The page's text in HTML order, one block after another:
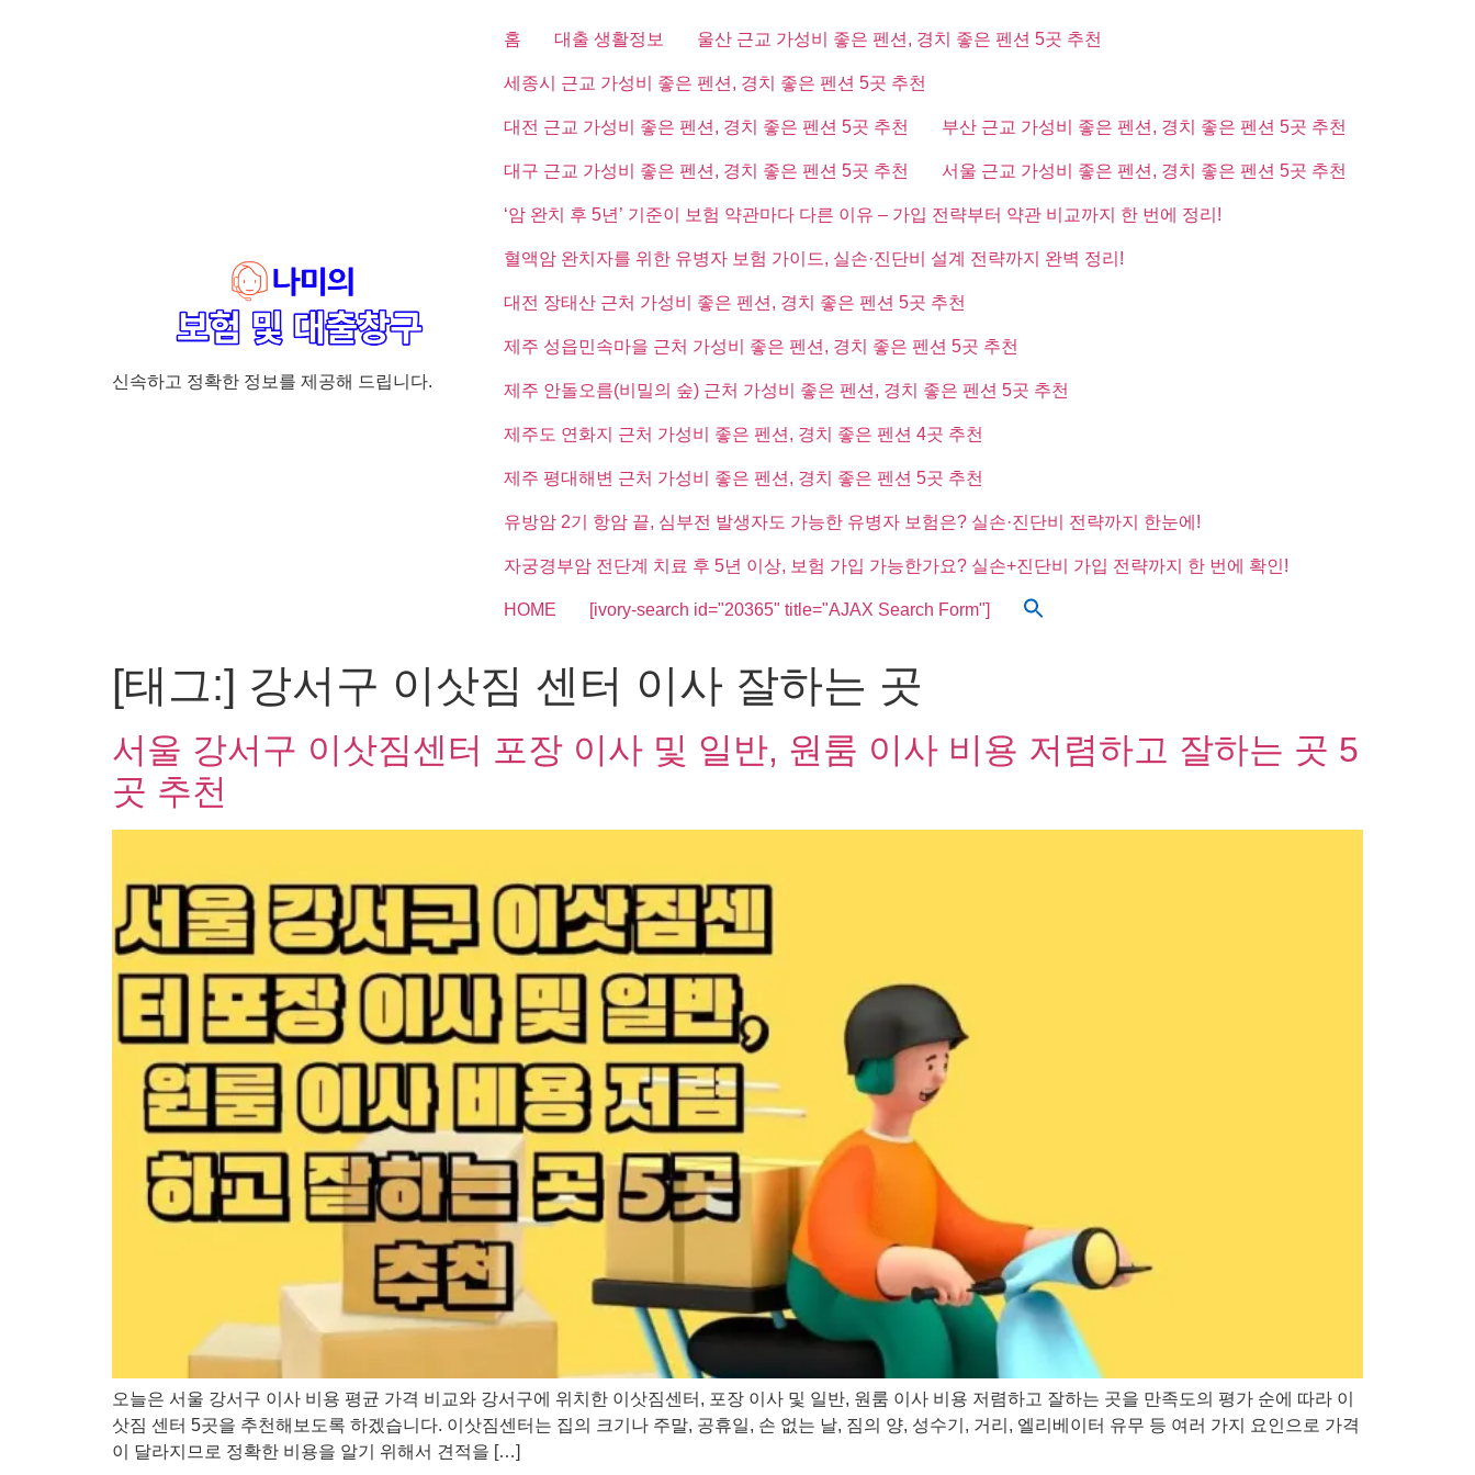
신속하고 정확한 정보를 제공해 드립니다.
홈 대출 생활정보 울산 근교 가성비 좋은 펜션, 경치 좋은 펜션 5곳 추천
세종시 근교 가성비 좋은 펜션, 경치 좋은 펜션 5곳 추천
대전 근교 가성비 좋은 펜션, 경치 좋은 펜션 5곳 추천 부산 근교 가성비 좋은 펜션, 경치 좋은 펜션 5곳 추천
대구 근교 가성비 좋은 펜션, 경치 좋은 펜션 5곳 추천 서울 근교 가성비 좋은 펜션, 경치 좋은 펜션 5곳 추천
‘암 완치 후 5년’ 기준이 보험 약관마다 다른 이유 – 가입 전략부터 약관 비교까지 한 번에 정리!
혈액암 완치자를 위한 유병자 보험 가이드, 실손·진단비 설계 전략까지 완벽 정리!
대전 장태산 근처 가성비 좋은 펜션, 경치 좋은 펜션 5곳 추천
제주 성읍민속마을 근처 가성비 좋은 펜션, 경치 좋은 펜션 5곳 추천
제주 안돌오름(비밀의 숲) 근처 가성비 좋은 펜션, 경치 좋은 펜션 5곳 추천
제주도 연화지 근처 가성비 좋은 펜션, 경치 좋은 펜션 4곳 추천
제주 평대해변 근처 가성비 좋은 펜션, 경치 좋은 펜션 5곳 추천
유방암 2기 항암 끝, 심부전 발생자도 가능한 유병자 보험은? 실손·진단비 전략까지 한눈에!
자궁경부암 전단계 치료 후 5년 이상, 보험 가입 가능한가요? 실손+진단비 가입 전략까지 한 번에 확인!
HOME [ivory-search id="20365" title="AJAX Search Form"]
[태그:] 강서구 이삿짐 센터 이사 잘하는 곳
서울 강서구 이삿짐센터 포장 이사 및 일반, 원룸 이사 비용 저렴하고 잘하는 곳 5
곳 추천
오늘은 서울 강서구 이사 비용 평균 가격 비교와 강서구에 위치한 이삿짐센터, 포장 이사 및 일반, 원룸 이사 비용 저렴하고 잘하는 곳을 만족도의 평가 순에 따라 이
삿짐 센터 5곳을 추천해보도록 하겠습니다. 이삿짐센터는 집의 크기나 주말, 공휴일, 손 없는 날, 짐의 양, 성수기, 거리, 엘리베이터 유무 등 여러 가지 요인으로 가격
이 달라지므로 정확한 비용을 알기 위해서 견적을 […]